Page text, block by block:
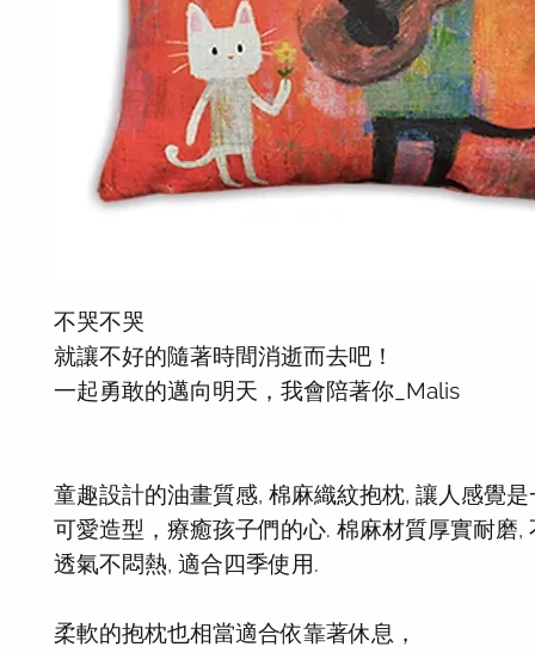
不哭不哭
就讓不好的隨著時間消逝而去吧！
一起勇敢的邁向明天，我會陪著你_Malis
童趣設計的油畫質感, 棉麻織紋抱枕, 讓人感覺是
可愛造型，療癒孩子們的心. 棉麻材質厚實耐磨,
透氣不悶熱, 適合四季使用.
柔軟的抱枕也相當適合依靠著休息，